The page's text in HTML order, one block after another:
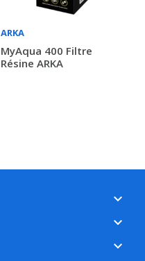
ARKA
MyAqua 400 Filtre
Résine ARKA
keyboard_arrow_down
keyboard_arrow_down
keyboard_arrow_down